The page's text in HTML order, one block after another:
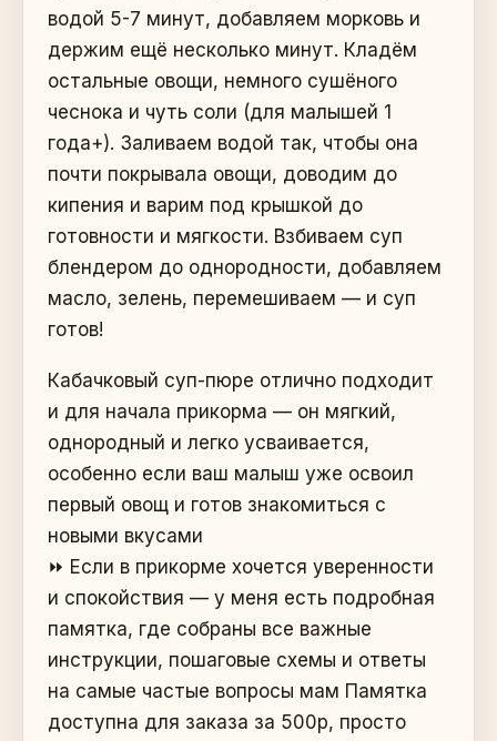
водой 5-7 минут, добавляем морковь и
держим ещё несколько минут. Кладём
остальные овощи, немного сушёного
чеснока и чуть соли (для малышей 1
года+). Заливаем водой так, чтобы она
почти покрывала овощи, доводим до
кипения и варим под крышкой до
готовности и мягкости. Взбиваем суп
блендером до однородности, добавляем
масло, зелень, перемешиваем — и суп
готов!
Кабачковый суп-пюре отлично подходит
и для начала прикорма — он мягкий,
однородный и легко усваивается,
особенно если ваш малыш уже освоил
первый овощ и готов знакомиться с
новыми вкусами
⏩️ Если в прикорме хочется уверенности
и спокойствия — у меня есть подробная
памятка, где собраны все важные
инструкции, пошаговые схемы и ответы
на самые частые вопросы мам Памятка
доступна для заказа за 500р, просто